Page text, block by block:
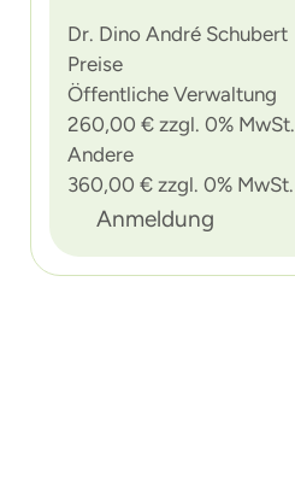
Dr. Dino André Schubert
Preise
Öffentliche Verwaltung
260,00 € zzgl. 0% MwSt.
Andere
360,00 € zzgl. 0% MwSt.
Anmeldung